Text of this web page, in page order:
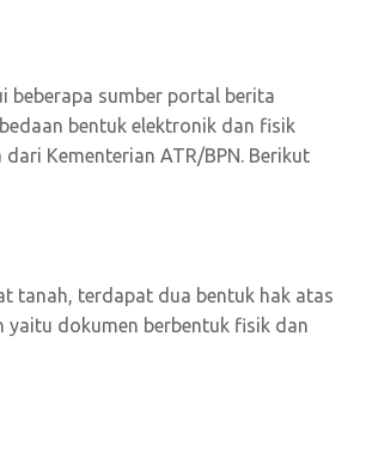
beberapa sumber portal berita
bentuk elektronik dan fisik
Kementerian ATR/BPN. Berikut
tanah, terdapat dua bentuk hak atas
yaitu dokumen berbentuk fisik dan